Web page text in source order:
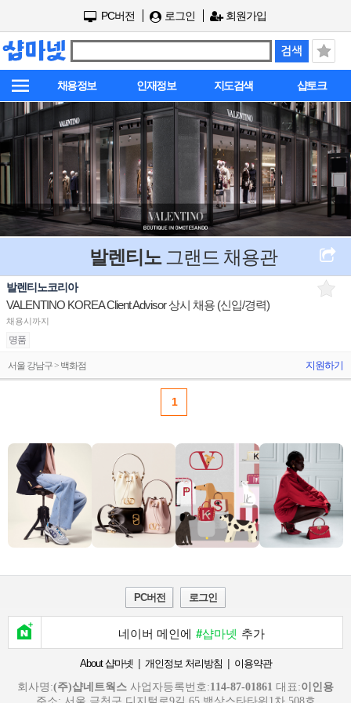
PC버전 로그인 회원가입
채용정보 인재정보 지도검색 샵토크
발렌티노그랜드 채용관
발렌티노코리아
VALENTINO KOREA Client Advisor 상시 채용 (신입/경력)
채용시까지
명품
서울 강남구 > 백화점 지원하기
1
PC버전 로그인
네이버 메인에 #샵마넷 추가
About 샵마넷 | 개인정보 처리방침 | 이용약관
회사명:(주)샵네트웍스 사업자등록번호:114-87-01861 대표:이인용